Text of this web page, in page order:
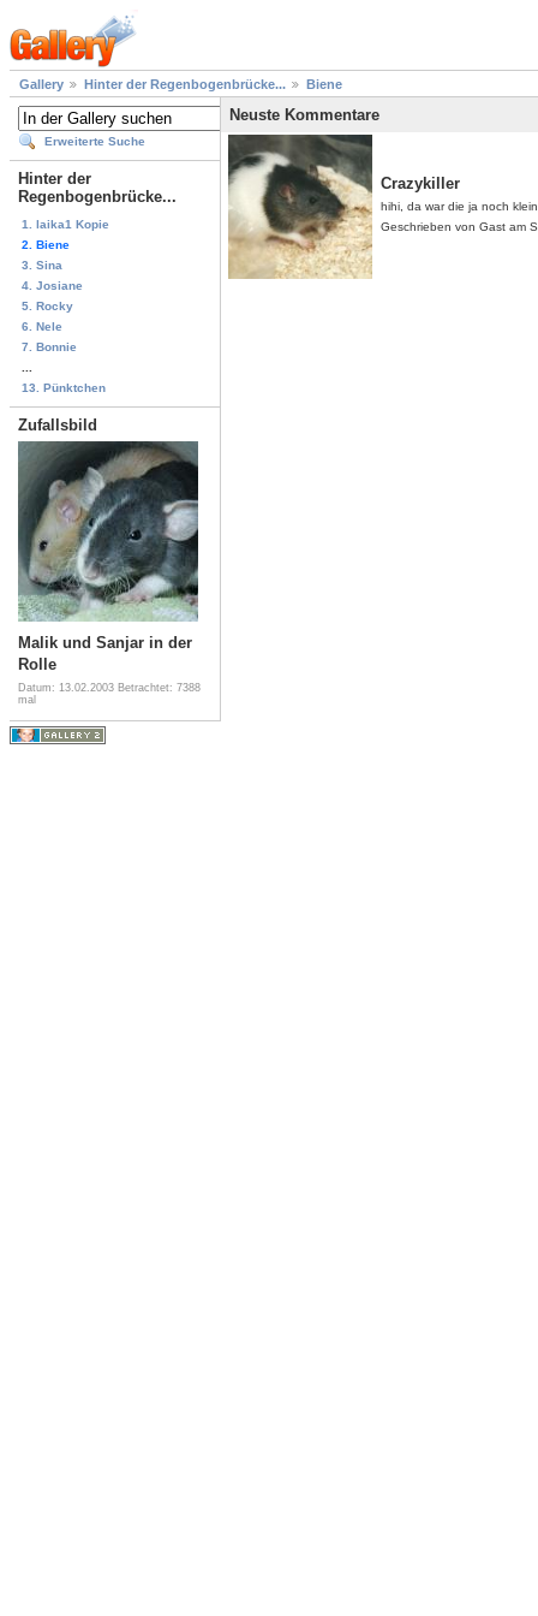
Gallery Hinter der Regenbogenbrücke... Biene
Erweiterte Suche
Hinter der
Regenbogenbrücke...
1. laika1 Kopie
2. Biene
3. Sina
4. Josiane
5. Rocky
6. Nele
7. Bonnie
13. Pünktchen
Zufallsbild
Malik und Sanjar in der
Rolle
Datum: 13.02.2003 Betrachtet: 7388
mal
Neuste Kommentare
Crazykiller
hihi, da war die ja noch
Geschrieben von Gast am